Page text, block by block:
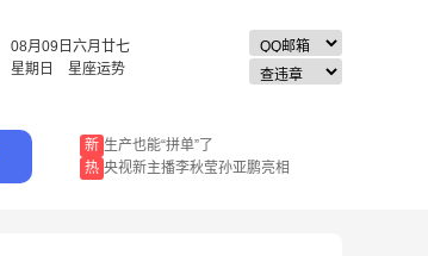
08月09日 六月廿七
星期日 星座运势
新 生产也能“拼单”了
热 央视新主播李秋莹孙亚鹏亮相